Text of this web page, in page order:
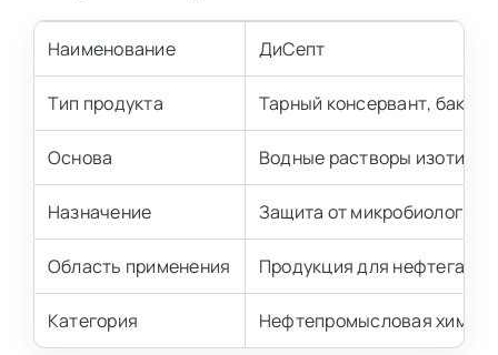
Наименование ДиСепт
Тип продукта Тарный консервант,
Основа Водные растворы
Назначение Защита от
Область применения Продукция для
Категория Нефтепромысловая химия